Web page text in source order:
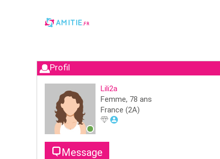
Profil
Lili2a
Femme, 78 ans
France (2A)
Message